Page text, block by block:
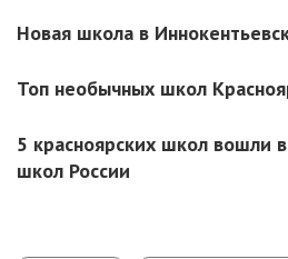
Новая школа в
Топ необычных школ
5 красноярских школ вошли
школ России